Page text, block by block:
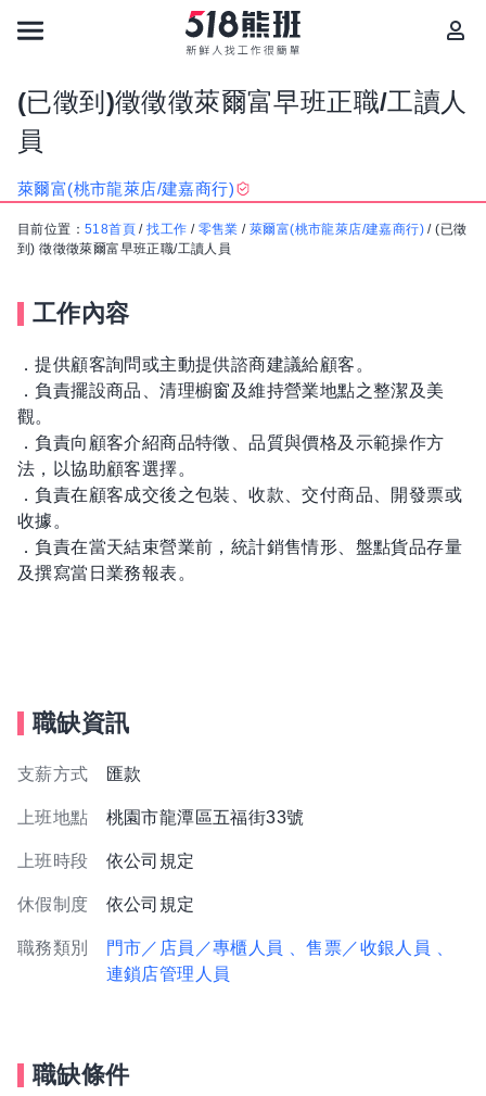
(已徵到)徵徵徵萊爾富早班正職/工讀人
員
萊爾富(桃市龍萊店/建嘉商行)
目前位置： 518首頁 /找工作 / 零售業 /萊爾富(桃市龍萊店/建嘉商行) /(已徵
到) 徵徵徵萊爾富早班正職/工讀人員
工作內容
．提供顧客詢問或主動提供諮商建議給顧客。
．負責擺設商品、清理櫥窗及維持營業地點之整潔及美
觀。
．負責向顧客介紹商品特徵、品質與價格及示範操作方
法，以協助顧客選擇。
．負責在顧客成交後之包裝、收款、交付商品、開發票或
收據。
．負責在當天結束營業前，統計銷售情形、盤點貨品存量
及撰寫當日業務報表。
職缺資訊
支薪方式 匯款
上班地點 桃園市龍潭區五福街33號
上班時段 依公司規定
休假制度 依公司規定
職務類別 門市／店員／專櫃人員 、售票／收銀人員
連鎖店管理人員
職缺條件